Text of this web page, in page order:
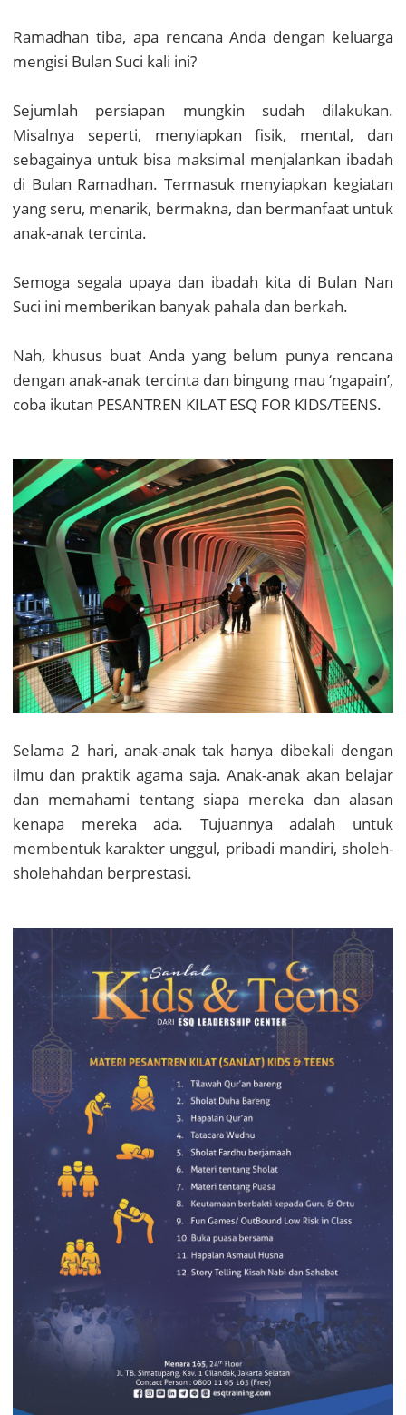
Ramadhan tiba, apa rencana Anda dengan keluarga
mengisi Bulan Suci kali ini?
Sejumlah persiapan mungkin sudah dilakukan.
Misalnya seperti, menyiapkan fisik, mental, dan
sebagainya untuk bisa maksimal menjalankan ibadah
di Bulan Ramadhan. Termasuk menyiapkan kegiatan
yang seru, menarik, bermakna, dan bermanfaat untuk
anak-anak tercinta.
Semoga segala upaya dan ibadah kita di Bulan Nan
Suci ini memberikan banyak pahala dan berkah.
Nah, khusus buat Anda yang belum punya rencana
dengan anak-anak tercinta dan bingung mau ‘ngapain’,
coba ikutan PESANTREN KILAT ESQ FOR KIDS/TEENS.
Selama 2 hari, anak-anak tak hanya dibekali dengan
ilmu dan praktik agama saja. Anak-anak akan belajar
dan memahami tentang siapa mereka dan alasan
kenapa mereka ada. Tujuannya adalah untuk
membentuk karakter unggul, pribadi mandiri, sholeh-
sholehahdan berprestasi.